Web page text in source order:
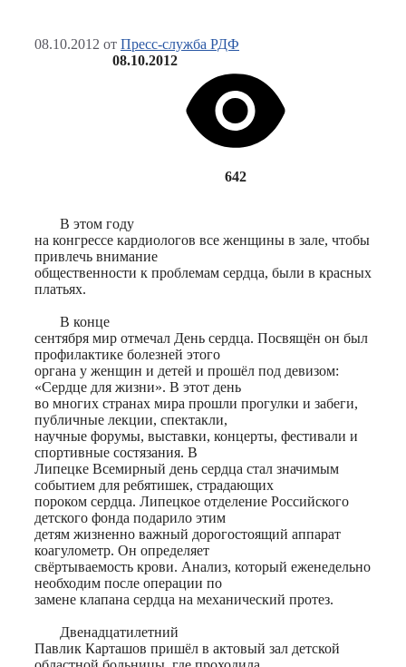
08.10.2012 от Пресс-служба РДФ
08.10.2012
642
В этом году
на конгрессе кардиологов все женщины в зале, чтобы
привлечь внимание
общественности к проблемам сердца, были в красных
платьях.
В конце
сентября мир отмечал День сердца. Посвящён он был
профилактике болезней этого
органа у женщин и детей и прошёл под девизом:
«Сердце для жизни». В этот день
во многих странах мира прошли прогулки и забеги,
публичные лекции, спектакли,
научные форумы, выставки, концерты, фестивали и
спортивные состязания. В
Липецке Всемирный день сердца стал значимым
событием для ребятишек, страдающих
пороком сердца. Липецкое отделение Российского
детского фонда подарило этим
детям жизненно важный дорогостоящий аппарат
коагулометр. Он определяет
свёртываемость крови. Анализ, который еженедельно
необходим после операции по
замене клапана сердца на механический протез.
Двенадцатилетний
Павлик Карташов пришёл в актовый зал детской